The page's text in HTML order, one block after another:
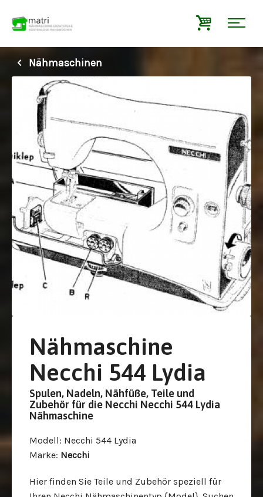
Nähmaschinen
Nähmaschine
Necchi 544 Lydia
Spulen, Nadeln, Nähfüße, Teile und
Zubehör für die Necchi Necchi 544 Lydia
Nähmaschine
Modell: Necchi 544 Lydia
Marke: Necchi
Hier finden Sie Teile und Zubehör speziell für